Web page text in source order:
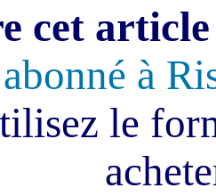
cet
abonné à
le